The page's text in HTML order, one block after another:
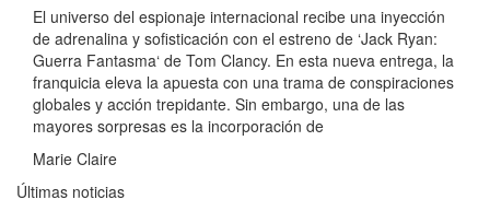
El universo del espionaje internacional recibe una inyección
de adrenalina y sofisticación con el estreno de ‘Jack Ryan:
Guerra Fantasma‘ de Tom Clancy. En esta nueva entrega, la
franquicia eleva la apuesta con una trama de conspiraciones
globales y acción trepidante. Sin embargo, una de las
mayores sorpresas es la incorporación de
Marie Claire
Últimas noticias